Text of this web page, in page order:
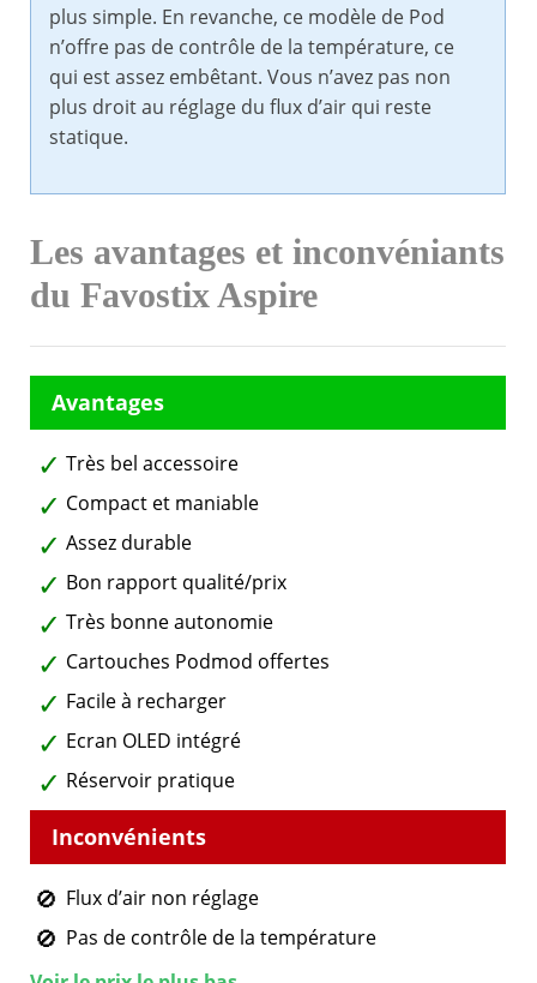
plus simple. En revanche, ce modèle de Pod
n’offre pas de contrôle de la température, ce
qui est assez embêtant. Vous n’avez pas non
plus droit au réglage du flux d’air qui reste
statique.
Les avantages et inconvéniants
du Favostix Aspire
Très bel accessoire
Compact et maniable
Assez durable
Bon rapport qualité/prix
Très bonne autonomie
Cartouches Podmod offertes
Facile à recharger
Ecran OLED intégré
Réservoir pratique
Flux d’air non réglage
Pas de contrôle de la température